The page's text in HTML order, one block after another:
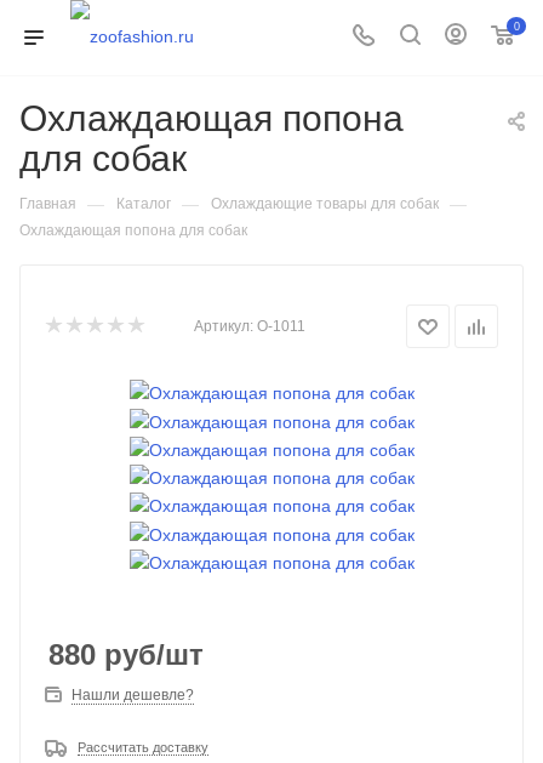
0
Охлаждающая попона
для собак
Главная — Каталог — Охлаждающие товары для собак —
Охлаждающая попона для собак
Артикул: О-1011
880 руб/шт
Нашли дешевле?
Рассчитать доставку